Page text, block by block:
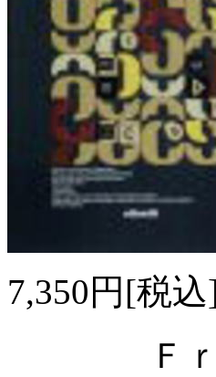
7,350円[税込
Ｆｒａ